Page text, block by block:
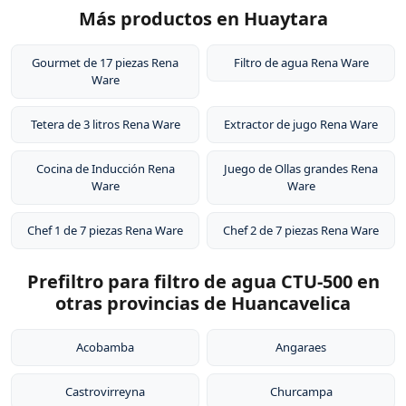
alimentos.
es extremadamente duradero. Por eso tienen garantía
cartucho de aproximadamente 6 meses o 1,500 litros
zona. El sistema de filtración no requiere electricidad ni
instalación de plomería, y los cartuchos de repuesto
Más productos en Huaytara
Gourmet de 17 piezas Rena
Ware
Filtro de agua Rena Ware
Tetera de 3 litros Rena Ware Extractor de jugo Rena Ware
Cocina de Inducción Rena
Ware
Juego de Ollas grandes Rena
Ware
Chef 1 de 7 piezas Rena Ware Chef 2 de 7 piezas Rena Ware
Prefiltro para filtro de agua CTU-500 en
otras provincias de Huancavelica
Acobamba Angaraes
Castrovirreyna Churcampa